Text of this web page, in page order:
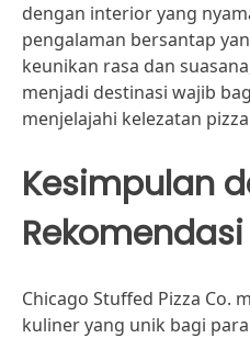
dengan interior yang
pengalaman bersantap
keunikan rasa dan
menjadi destinasi wajib
menjelajahi kelezatan
Kesimpulan
Rekomendasi
Chicago Stuffed Pizza Co.
kuliner yang unik bagi